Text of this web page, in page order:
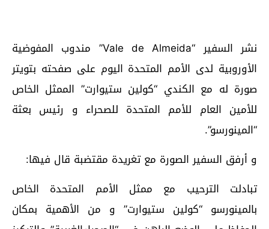
نشر السفير “Vale de Almeida” مندوب المفوضية
الأوروبية لدى الأمم المتحدة اليوم على صفحته بتويتر
صورة له مع الكندي “كولين ستيوارت” الممثل الخاص
للأمين العام للأمم المتحدة للصحراء و رئيس بعثة
“المينورسو”.
و أرفق السفير الصورة مع تغريدة مقتضبة قال فيها:
تبادلت الترحيب مع ممثل الأمم المتحدة الخاص
بالمينورسو “كولين ستيوارت” و من الأهمية بمكان